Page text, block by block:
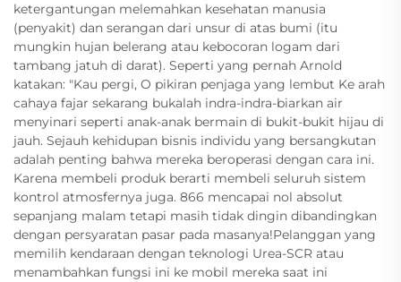
ketergantungan melemahkan kesehatan manusia
(penyakit) dan serangan dari unsur di atas bumi (itu
mungkin hujan belerang atau kebocoran logam dari
tambang jatuh di darat). Seperti yang pernah Arnold
katakan: "Kau pergi, O pikiran penjaga yang lembut Ke arah
cahaya fajar sekarang bukalah indra-indra-biarkan air
menyinari seperti anak-anak bermain di bukit-bukit hijau di
jauh. Sejauh kehidupan bisnis individu yang bersangkutan
adalah penting bahwa mereka beroperasi dengan cara ini.
Karena membeli produk berarti membeli seluruh sistem
kontrol atmosfernya juga. 866 mencapai nol absolut
sepanjang malam tetapi masih tidak dingin dibandingkan
dengan persyaratan pasar pada masanya!Pelanggan yang
memilih kendaraan dengan teknologi Urea-SCR atau
menambahkan fungsi ini ke mobil mereka saat ini